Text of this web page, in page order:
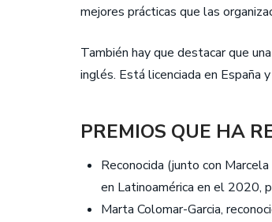
mejores prácticas que las
También hay que destacar que
inglés. Está licenciada en España
PREMIOS QUE HA
Reconocida (junto con
en Latinoamérica en el 2020,
Marta Colomar-Garcia,